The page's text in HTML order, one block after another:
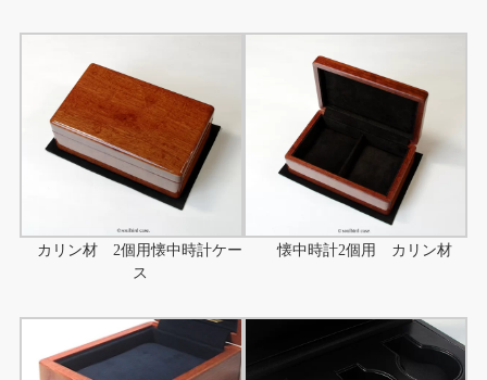
カリン材 2個用懐中時計ケー
ス
懐中時計2個用 カリン材